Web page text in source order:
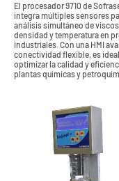
El procesador 9710 de
integra múltiples sensores
análisis simultáneo de
densidad y temperatura en
industriales. Con una HMI
conectividad flexible, es
optimizar la calidad y
plantas químicas y